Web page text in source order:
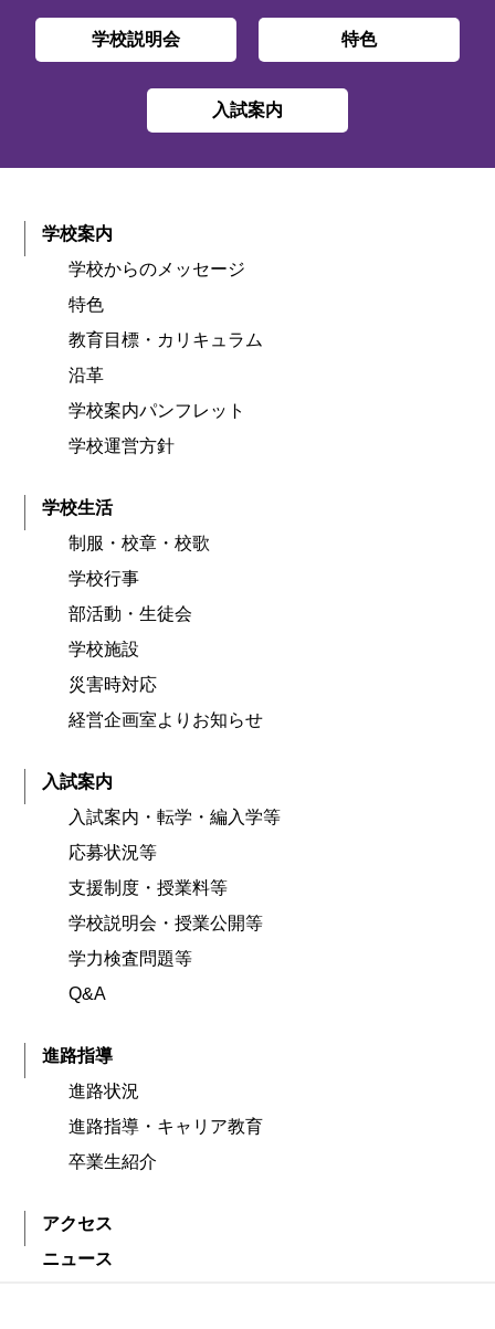
学校説明会 特色
入試案内
学校案内
学校からのメッセージ
特色
教育目標・カリキュラム
沿革
学校案内パンフレット
学校運営方針
学校生活
制服・校章・校歌
学校行事
部活動・生徒会
学校施設
災害時対応
経営企画室よりお知らせ
入試案内
入試案内・転学・編入学等
応募状況等
支援制度・授業料等
学校説明会・授業公開等
学力検査問題等
Q&A
進路指導
進路状況
進路指導・キャリア教育
卒業生紹介
アクセス
ニュース